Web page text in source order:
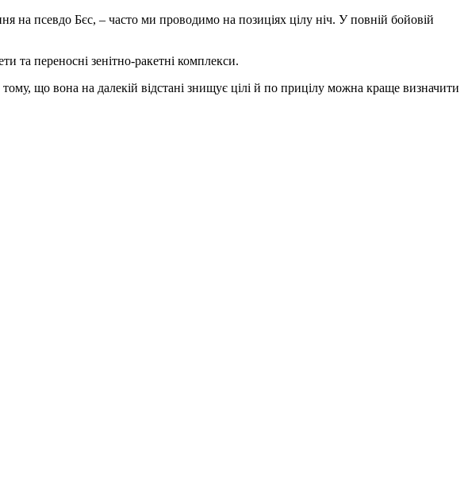
псевдо Бєс, – часто ми проводимо на позиціях цілу ніч. У повній бойовій
та переносні зенітно-ракетні комплекси.
що вона на далекій відстані знищує цілі й по прицілу можна краще визначити